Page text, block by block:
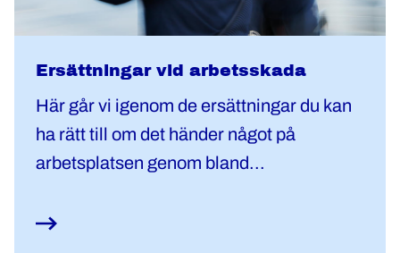
Ersättningar vid arbetsskada
Här går vi igenom de ersättningar du kan
ha rätt till om det händer något på
arbetsplatsen genom bland...